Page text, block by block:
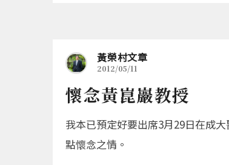
黃榮村文章
2012/05/11
懷念黃崑巖教授
我本已預定好要出席3月29日在成
點懷念之情。